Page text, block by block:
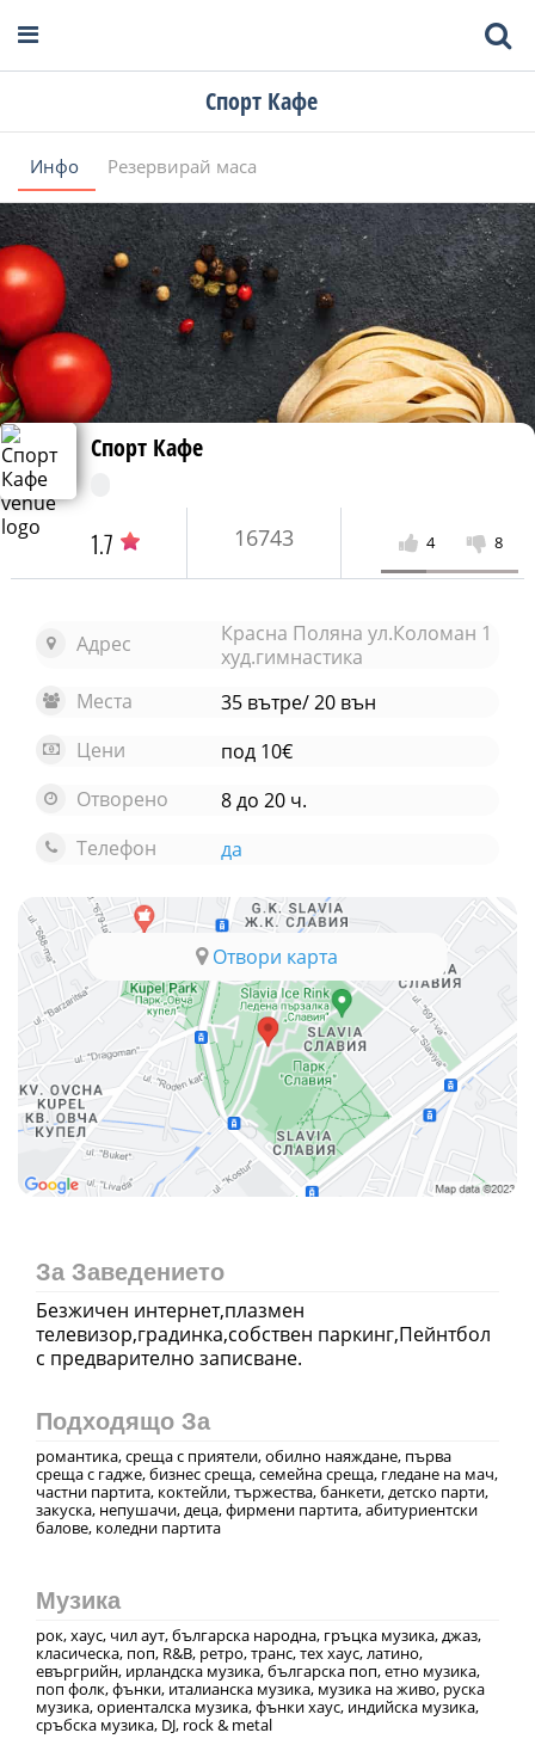
Спорт Кафе
Инфо Резервирай маса
Спорт Кафе
1.7 16743 4 8
Адрес
Красна Поляна ул.Коломан 1
худ.гимнастика
Места
35 вътре/ 20 вън
Цени
под 10€
Отворено
8 до 20 ч.
Телефон
да
Отвори карта
За Заведението
Безжичен интернет,плазмен
телевизор,градинка,собствен паркинг,Пейнтбол
с предварително записване.
Подходящо За
романтика, среща с приятели, обилно наяждане, първа
среща с гадже, бизнес среща, семейна среща, гледане на мач,
частни партита, коктейли, тържества, банкети, детско парти,
закуска, непушачи, деца, фирмени партита, абитуриентски
балове, коледни партита
Музика
рок, хаус, чил аут, българска народна, гръцка музика, джаз,
класическа, поп, R&B, ретро, транс, тех хаус, латино,
евъргрийн, ирландска музика, българска поп, етно музика,
поп фолк, фънки, италианска музика, музика на живо, руска
музика, ориенталска музика, фънки хаус, индийска музика,
сръбска музика, DJ, rock & metal